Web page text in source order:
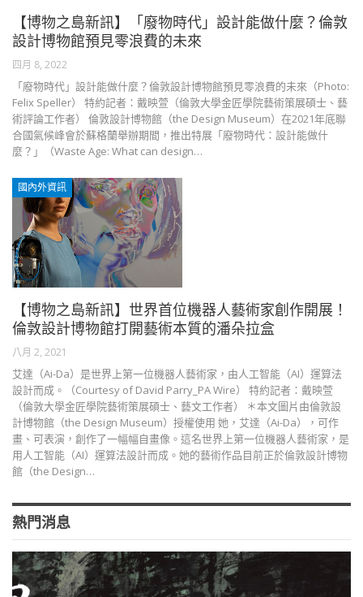
【博物之島新訊】「廢物時代」設計能做什麼？倫敦
設計博物館預見零浪費的未來
四月 8, 2022
「廢物時代」設計能做什麼？倫敦設計博物館預見零浪費的未來（Photo:
Felix Speller） 特約記者：戴映萱（倫敦大學金匠學院藝術策展碩士、藝
術評論工作者） 倫敦設計博物館（the Design Museum）在2021年底聯
合國氣候峰會於蘇格蘭舉辦期間，推出特展「廢物時代：設計能做什
麼？」（Waste Age: What can design…
國內外資訊
【博物之島新訊】世界首位機器人藝術家創作開展！
倫敦設計博物館打開藝術本質的潘朵拉盒
八月 2, 2021
艾達（Ai-Da）是世界上第一位機器人藝術家，由人工智能（AI）運算法
設計而成。（Courtesy of David Parry_PA Wire） 特約記者：戴映萱
（倫敦大學金匠學院藝術策展碩士、藝文工作者） ＊本文圖片由倫敦設
計博物館（the Design Museum）授權使用 她，艾達（Ai-Da），可作
畫、可表演，創作了一幅幅自畫像。這名世界上第一位機器人藝術家，是
用人工智能（AI）運算法設計而成。她的藝術作品目前正於倫敦設計博物
館（the Design…
熱門消息